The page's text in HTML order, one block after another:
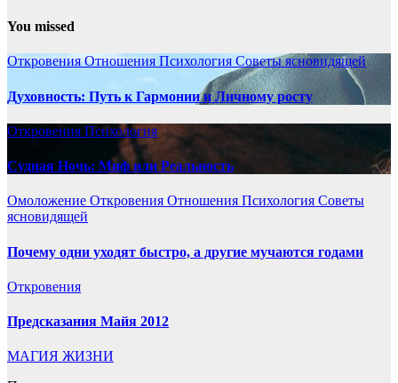
You missed
ОткровенияОтношения Психология Советы ясновидящей
Духовность: Путь к Гармонии и Личному росту
Откровения Психология
Судная Ночь: Миф или Реальность
Омоложение Откровения Отношения Психология Советы
ясновидящей
Почему одни уходят быстро, а другие мучаются годами
Откровения
Предсказания Майя 2012
МАГИЯ ЖИЗНИ